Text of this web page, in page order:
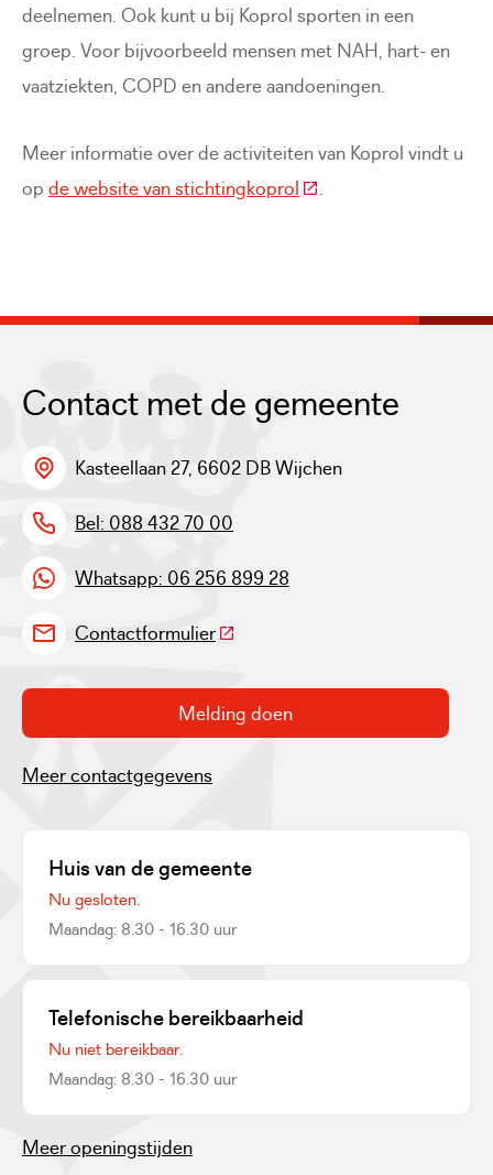
deelnemen. Ook kunt u bij Koprol sporten in een
groep. Voor bijvoorbeeld mensen met NAH, hart- en
vaatziekten, COPD en andere aandoeningen.
Meer informatie over de activiteiten van Koprol vindt u
op de website van stichtingkoprol (Deze link gaat naar
.
Contact met de gemeente
Kasteellaan 27, 6602 DB Wijchen
Bel: 088 432 70 00
Whatsapp: 06 256 899 28
Contactformulier(Deze link gaat naar een externe
Melding doen
Meer contactgegevens
Huis van de gemeente
Nu gesloten.
Maandag: 8.30 - 16.30 uur
Telefonische bereikbaarheid
Nu niet bereikbaar.
Maandag: 8.30 - 16.30 uur
Meer openingstijden